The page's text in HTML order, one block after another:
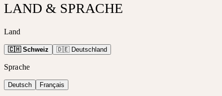
LAND & SPRACHE
Land
🇨🇭 Schweiz 🇩🇪 Deutschland
Sprache
Deutsch Français